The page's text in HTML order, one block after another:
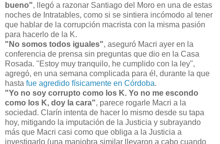
bueno", llegó a razonar Santiago del Moro en una de estas
noches de Intratables, como si se sintiera incómodo al tener
que hablar de la corrupción macrista con la misma pasión
para hacerlo de la K.
"No somos todos iguales", aseguró Macri ayer en la
conferencia de prensa sin preguntas que dio en la Casa
Rosada. "Estoy muy tranquilo, he cumplido con la ley",
agregó, en una semana complicada para él, durante la que
hasta fue agredido físicamente en Córdoba.
"Yo no soy corrupto como los K. Yo no me escondo
como los K, doy la cara", parece rogarle Macri a la
sociedad. Clarín intenta de hacer lo mismo desde su tapa
hoy, mitigando la imputación de la Justicia y subrayando
más que Macri casi como que obliga a la Justicia a
investigarlo (una maniobra similar llevaron a cabo cuando